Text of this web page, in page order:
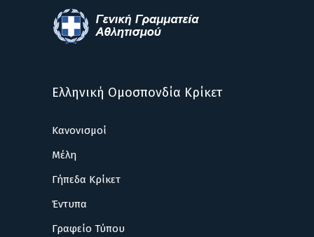
Ελληνική Ομοσπονδία Κρίκετ
Κανονισμοί
Μέλη
Γήπεδα Κρίκετ
Έντυπα
Γραφείο Τύπου